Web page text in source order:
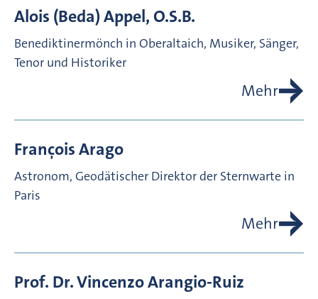
Alois (Beda)Appel, O.S.B.
Benediktinermönch in Oberaltaich, Musiker, Sänger,
Tenor und Historiker
Mehr
FrançoisArago
Astronom, Geodätischer Direktor der Sternwarte in
Paris
Mehr
Prof. Dr.VincenzoArangio-Ruiz